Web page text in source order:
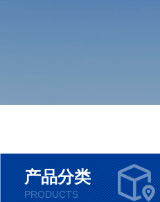
产品分类
PRODUCTS